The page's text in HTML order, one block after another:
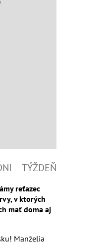
TÝŽDEŇ
reťazec
v ktorých
mať doma aj
Manželia